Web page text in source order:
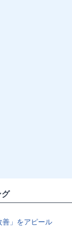
」をアピール